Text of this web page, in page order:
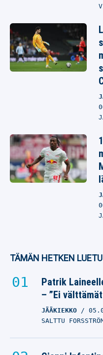
TÄMÄN HETKEN
Patrik
– ”Ei
JÄÄKIEKKO
SALTTU